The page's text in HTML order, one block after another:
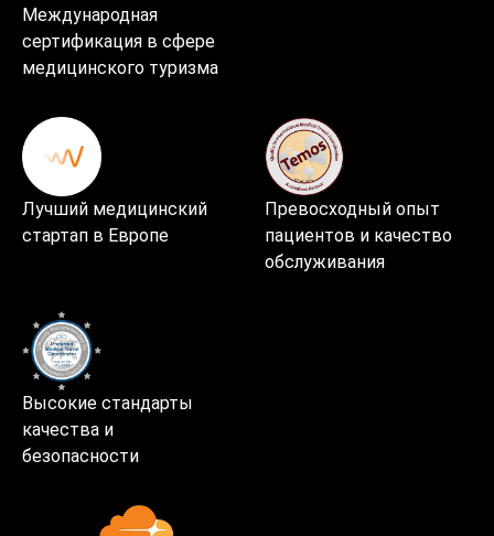
Международная
сертификация в сфере
медицинского туризма
Лучший медицинский
стартап в Европе
Превосходный опыт
пациентов и качество
обслуживания
Высокие стандарты
качества и
безопасности